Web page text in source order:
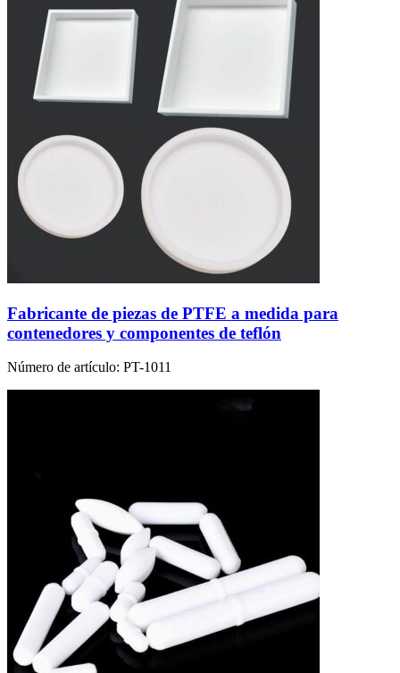
Fabricante de piezas de PTFE a medida para
contenedores y componentes de teflón
Número de artículo: PT-1011